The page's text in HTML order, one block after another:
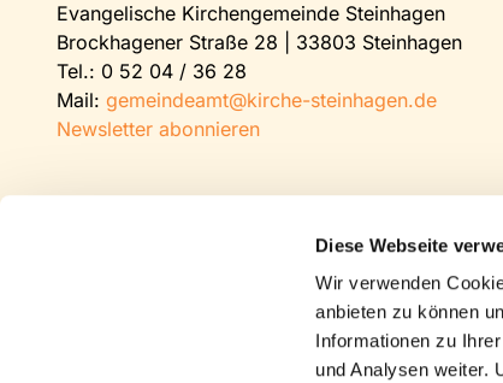
Diese Webseite
Wir verwenden
anbieten zu können
Informationen zu
und Analysen weiter.
Evangelische Kirchengemeinde Steinhagen
Brockhagener Straße 28 | 33803 Steinhagen
Tel.: 0 52 04 / 36 28
Mail: gemeindeamt@kirche-steinhagen.de
Newsletter abonnieren